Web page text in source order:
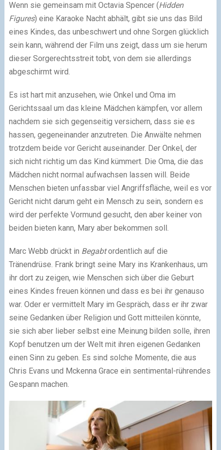
Wenn sie gemeinsam mit Octavia Spencer (Hidden
Figures) eine Karaoke Nacht abhält, gibt sie uns das Bild
eines Kindes, das unbeschwert und ohne Sorgen glücklich
sein kann, während der Film uns zeigt, dass um sie herum
dieser Sorgerechtsstreit tobt, von dem sie allerdings
abgeschirmt wird.
Es ist hart mit anzusehen, wie Onkel und Oma im
Gerichtssaal um das kleine Mädchen kämpfen, vor allem
nachdem sie sich gegenseitig versichern, dass sie es
hassen, gegeneinander anzutreten. Die Anwälte nehmen
trotzdem beide vor Gericht auseinander. Der Onkel, der
sich nicht richtig um das Kind kümmert. Die Oma, die das
Mädchen nicht normal aufwachsen lassen will. Beide
Menschen bieten unfassbar viel Angriffsfläche, weil es vor
Gericht nicht darum geht ein Mensch zu sein, sondern es
wird der perfekte Vormund gesucht, den aber keiner von
beiden bieten kann, Mary aber bekommen soll.
Marc Webb drückt in Begabtordentlich auf die
Tränendrüse. Frank bringt seine Mary ins Krankenhaus, um
ihr dort zu zeigen, wie Menschen sich über die Geburt
eines Kindes freuen können und dass es bei ihr genauso
war. Oder er vermittelt Mary im Gespräch, dass er ihr zwar
seine Gedanken über Religion und Gott mitteilen könnte,
sie sich aber lieber selbst eine Meinung bilden solle, ihren
Kopf benutzen um der Welt mit ihren eigenen Gedanken
einen Sinn zu geben. Es sind solche Momente, die aus
Chris Evans und Mckenna Grace ein sentimental-rührendes
Gespann machen.